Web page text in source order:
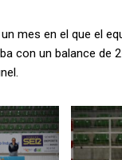
en el que el
con un balance de